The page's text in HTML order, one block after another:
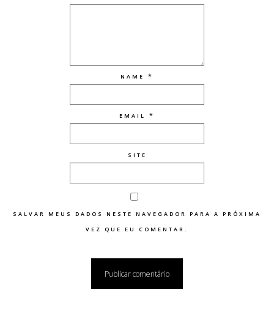
NAME *
EMAIL *
SITE
SALVAR MEUS DADOS NESTE NAVEGADOR PARA A PRÓXIMA
VEZ QUE EU COMENTAR.